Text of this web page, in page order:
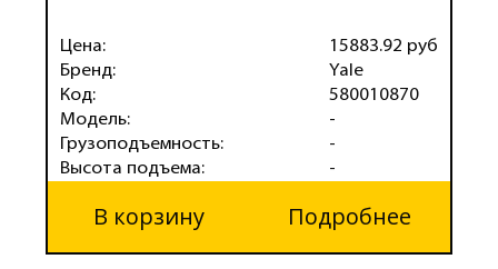
Цена:
Бренд:
Код:
Модель:
Грузоподъемность:
Высота подъема:
15883.92 руб
Yale
580010870
-
-
-
В корзину Подробнее